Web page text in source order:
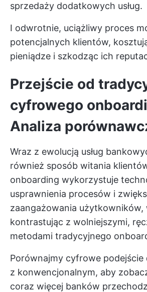
sprzedaży dodatkowych usług.
I odwrotnie, uciążliwy proces
potencjalnych klientów,
pieniądze i szkodząc ich
Przejście od
cyfrowego
Analiza
Wraz z ewolucją usług
również sposób witania
onboarding wykorzystuje
usprawnienia procesów i
zaangażowania użytkowników,
kontrastując z wolniejszymi,
metodami tradycyjnego
Porównajmy cyfrowe podejście
z konwencjonalnym, aby
coraz więcej banków